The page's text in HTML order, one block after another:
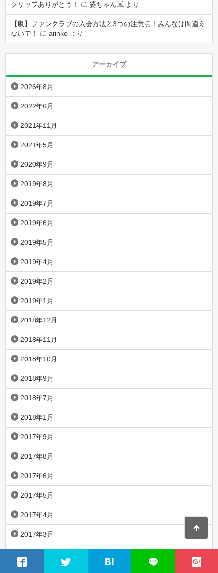
クリップありがとう！
に婆ちゃん嵐 より
【嵐】ファンクラブの入会方法と3つの注意点！みんなは間違え
ないで！
にarinko より
アーカイブ
2026年8月
2022年6月
2021年11月
2021年5月
2020年9月
2019年8月
2019年7月
2019年6月
2019年5月
2019年4月
2019年2月
2019年1月
2018年12月
2018年11月
2018年10月
2018年9月
2018年7月
2018年1月
2017年9月
2017年8月
2017年6月
2017年5月
2017年4月
2017年3月